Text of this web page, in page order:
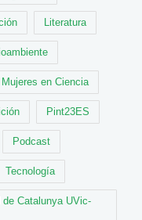
Literatura
Mujeres en Ciencia
Pint23ES
Podcast
Tecnología
Catalunya UVic-